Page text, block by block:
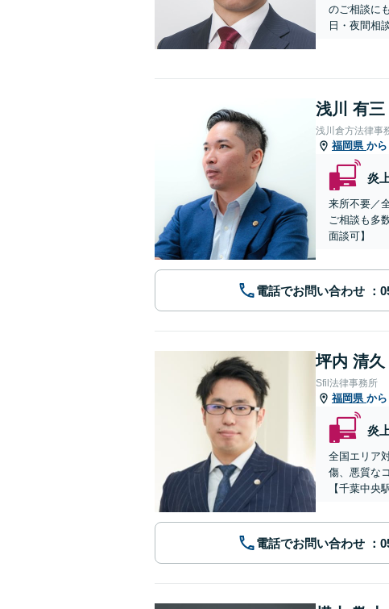
のご相談に
日・夜間相
浅川 有三
浅川倉方法律事
福岡県 か
炎
来所不要／
ご相談も多
面談可】
電話でお問い合わせ
坪内 清久
Sfil法律事務所
福岡県 か
炎
全国エリア
傷、悪質な
【千葉中央
電話でお問い合わせ